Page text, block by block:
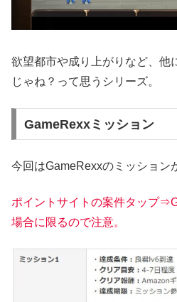
欲望都市や成り上がりなど、他
じゃね？って思うシリーズ。
GameRexxミッション
今回はGameRexxのミッション
ポイントサイトの案件タップ
場合に限るので注意。